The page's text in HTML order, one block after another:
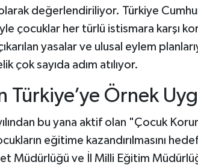
olarak değerlendiriliyor. Türkiye
çocuklar her türlü istismara karşı
yasalar ve ulusal eylem
çok sayıda adım atılıyor.
Türkiye’ye Örnek
bu yana aktif olan "Çocuk
eğitime kazandırılmasını
Müdürlüğü ve İl Milli Eğitim